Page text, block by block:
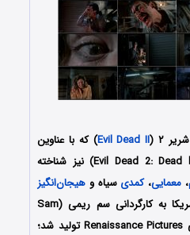
Evil Dead II) که با عناوین
(Evil Dead 2) و (Evil Dead 2: Dead by Dawn) نیز شناخته
، معمایی،کمدی سیاه و هیجان‌انگیز
محصول سال 1987 کشور آمریکا به کارگردانی سم ریمی (Sam
Raimi) است که توسط کمپانی‌ Renaissance Pictures تولید شد؛